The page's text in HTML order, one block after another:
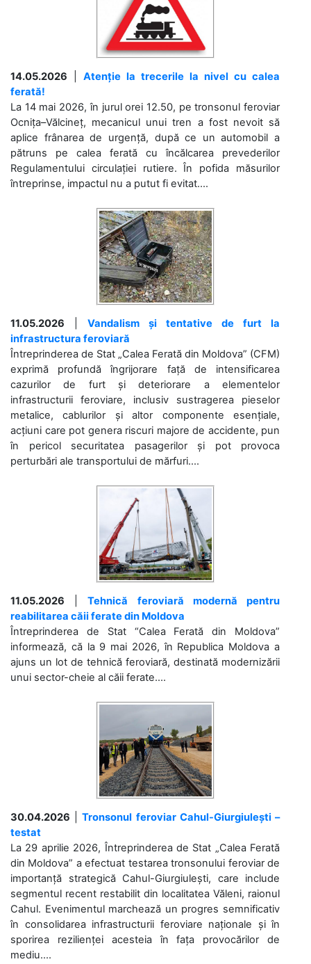
14.05.2026
Atenție la trecerile la nivel cu calea
ferată!
La 14 mai 2026, în jurul orei 12.50, pe tronsonul feroviar
Ocnița–Vălcineț, mecanicul unui tren a fost nevoit să
aplice frânarea de urgență, după ce un automobil a
pătruns pe calea ferată cu încălcarea prevederilor
Regulamentului circulației rutiere. În pofida măsurilor
întreprinse, impactul nu a putut fi evitat....
11.05.2026
Vandalism și tentative de furt la
infrastructura feroviară
Întreprinderea de Stat „Calea Ferată din Moldova” (CFM)
exprimă profundă îngrijorare față de intensificarea
cazurilor de furt și deteriorare a elementelor
infrastructurii feroviare, inclusiv sustragerea pieselor
metalice, cablurilor și altor componente esențiale,
acțiuni care pot genera riscuri majore de accidente, pun
în pericol securitatea pasagerilor și pot provoca
perturbări ale transportului de mărfuri....
11.05.2026 |Tehnică feroviară modernă pentru
reabilitarea căii ferate din Moldova
Întreprinderea de Stat “Calea Ferată din Moldova”
informează, că la 9 mai 2026, în Republica Moldova a
ajuns un lot de tehnică feroviară, destinată modernizării
unui sector-cheie al căii ferate....
30.04.2026 |Tronsonul feroviar Cahul-Giurgiulești –
testat
La 29 aprilie 2026, Întreprinderea de Stat „Calea Ferată
din Moldova” a efectuat testarea tronsonului feroviar de
importanță strategică Cahul-Giurgiulești, care include
segmentul recent restabilit din localitatea Văleni, raionul
Cahul. Evenimentul marchează un progres semnificativ
în consolidarea infrastructurii feroviare naționale și în
sporirea rezilienței acesteia în fața provocărilor de
mediu....